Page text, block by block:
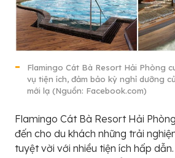
Flamingo Cát Bà Resort Hải Phòng
vụ tiện ích, đảm bảo kỳ nghỉ dưỡng
mới lạ (Nguồn: Facebook.com)
Flamingo Cát Bà Resort Hải
đến cho du khách những trải
tuyệt vời với nhiều tiện ích hấp